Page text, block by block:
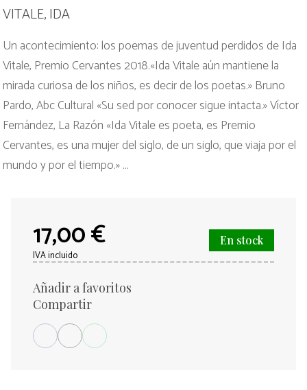
VITALE, IDA
Un acontecimiento: los poemas de juventud perdidos de Ida
Vitale, Premio Cervantes 2018.«Ida Vitale aún mantiene la
mirada curiosa de los niños, es decir de los poetas.» Bruno
Pardo, Abc Cultural «Su sed por conocer sigue intacta.» Víctor
Fernández, La Razón «Ida Vitale es poeta, es Premio
Cervantes, es una mujer del siglo, de un siglo, que viaja por el
mundo y por el tiempo.» ...
17,00 €
IVA incluido
En stock
Añadir a favoritos
Compartir